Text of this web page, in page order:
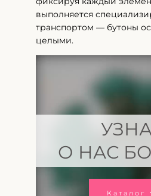
выполняется
транспортом — бутоны
целыми.
О НАС
Каталог